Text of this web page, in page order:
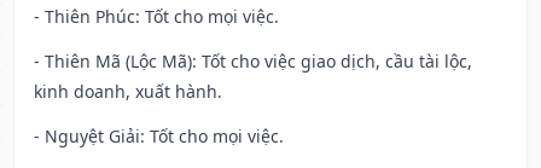
- Thiên Phúc: Tốt cho mọi việc.
- Thiên Mã (Lộc Mã): Tốt cho việc giao dịch, cầu tài lộc,
kinh doanh, xuất hành.
- Nguyệt Giải: Tốt cho mọi việc.